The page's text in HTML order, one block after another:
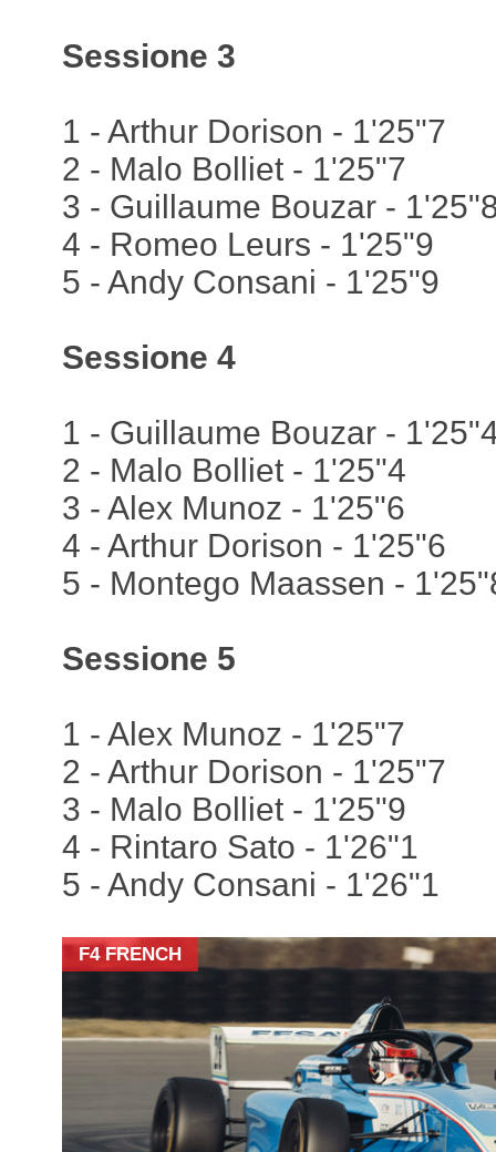
Sessione 3
1 - Arthur Dorison - 1'25"7
2 - Malo Bolliet - 1'25"7
3 - Guillaume Bouzar -
4 - Romeo Leurs - 1'25"9
5 - Andy Consani - 1'25"9
Sessione 4
1 - Guillaume Bouzar -
2 - Malo Bolliet - 1'25"4
3 - Alex Munoz - 1'25"6
4 - Arthur Dorison - 1'25"6
5 - Montego Maassen -
Sessione 5
1 - Alex Munoz - 1'25"7
2 - Arthur Dorison - 1'25"7
3 - Malo Bolliet - 1'25"9
4 - Rintaro Sato - 1'26"1
5 - Andy Consani - 1'26"1
F4 FRENCH